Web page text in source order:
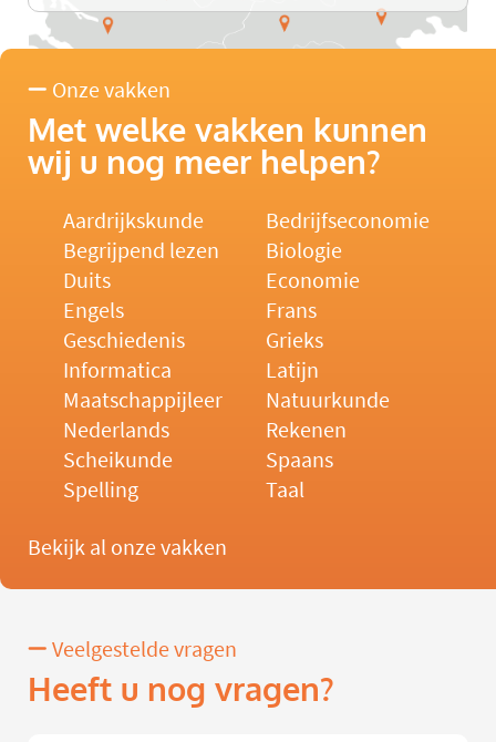
Onze vakken
Met welke vakken kunnen
wij u nog meer helpen?
Aardrijkskunde
Bedrijfseconomie
Begrijpend lezen
Biologie
Duits
Economie
Engels
Frans
Geschiedenis
Grieks
Informatica
Latijn
Maatschappijleer
Natuurkunde
Nederlands
Rekenen
Scheikunde
Spaans
Spelling
Taal
Bekijk al onze vakken
Veelgestelde vragen
Heeft u nog vragen?